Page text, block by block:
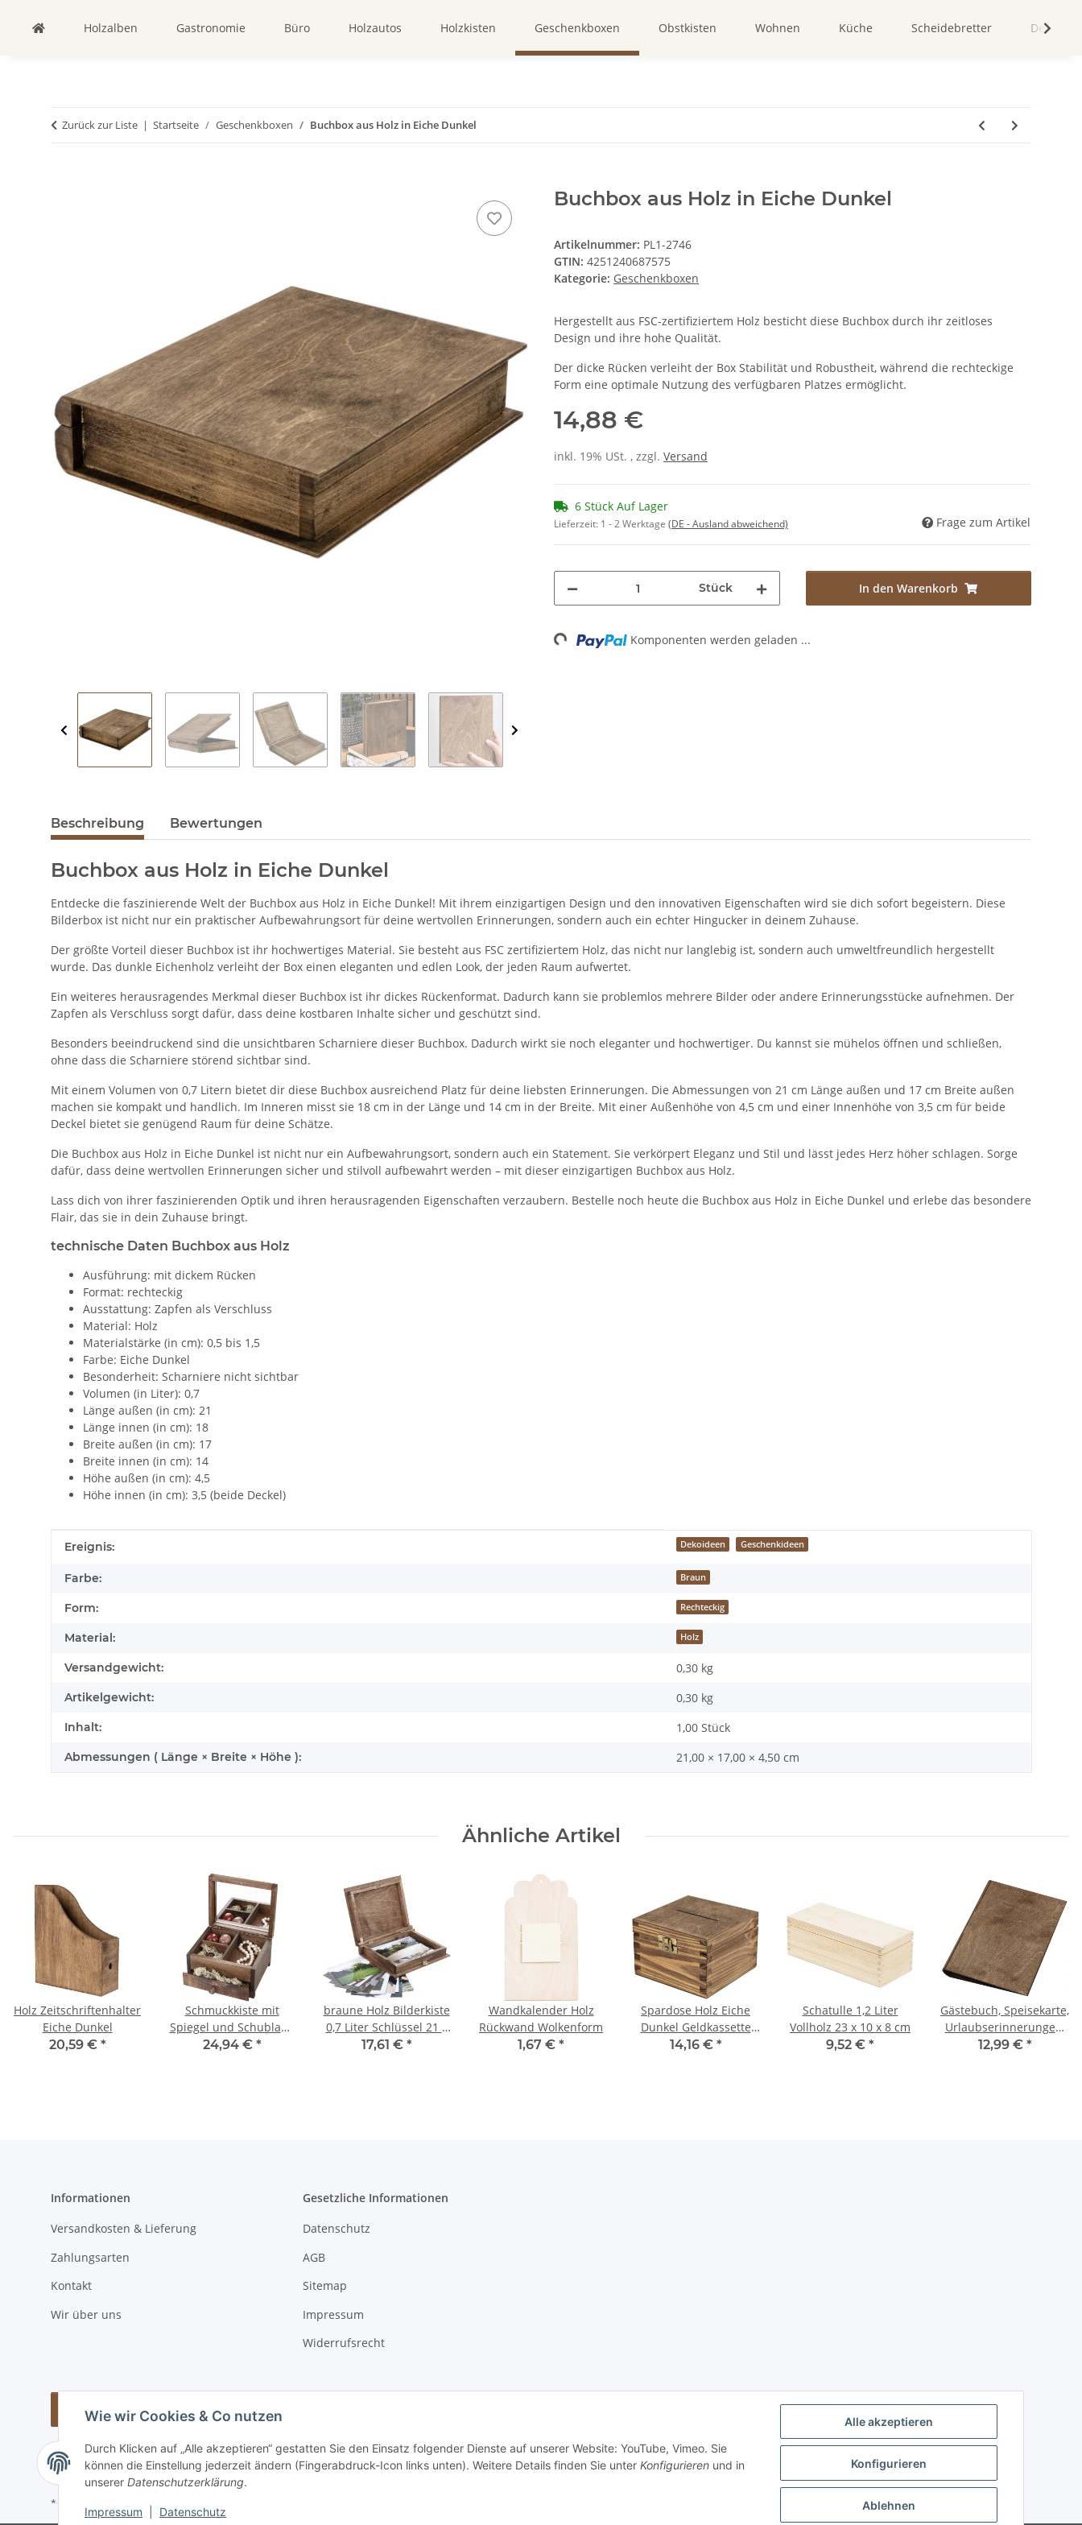
Alle akzeptieren
Konfigurieren
Ablehnen
Wie wir Cookies & Co nutzen
Durch Klicken auf „Alle akzeptieren“ gestatten Sie den Einsatz folgender Dienste auf unserer Website: YouTube, Vimeo. Sie
können die Einstellung jederzeit ändern (Fingerabdruck-Icon links unten). Weitere Details finden Sie unter Konfigurieren und in
unserer Datenschutzerklärung.
Impressum Datenschutz
Holzalben Gastronomie Büro Holzautos Holzkisten Geschenkboxen Obstkisten Wohnen Küche Scheidebretter
Zurück zur Liste Startseite Geschenkboxen Buchbox aus Holz in Eiche Dunkel
Buchbox aus Holz in Eiche Dunkel
Artikelnummer: PL1-2746
GTIN: 4251240687575
Kategorie: Geschenkboxen
Hergestellt aus FSC-zertifiziertem Holz besticht diese Buchbox durch ihr zeitloses
Design und ihre hohe Qualität.
Der dicke Rücken verleiht der Box Stabilität und Robustheit, während die rechteckige
Form eine optimale Nutzung des verfügbaren Platzes ermöglicht.
14,88 €
inkl. 19% USt. , zzgl. Versand
6 Stück Auf Lager
Lieferzeit: 1 - 2 Werktage (DE - Ausland abweichend) Frage zum Artikel
Stück In den Warenkorb
Loading... Komponenten werden geladen ...
Beschreibung Bewertungen
Buchbox aus Holz in Eiche Dunkel
Entdecke die faszinierende Welt der Buchbox aus Holz in Eiche Dunkel! Mit ihrem einzigartigen Design und den innovativen Eigenschaften wird sie dich sofort begeistern. Diese
Bilderbox ist nicht nur ein praktischer Aufbewahrungsort für deine wertvollen Erinnerungen, sondern auch ein echter Hingucker in deinem Zuhause.
Der größte Vorteil dieser Buchbox ist ihr hochwertiges Material. Sie besteht aus FSC zertifiziertem Holz, das nicht nur langlebig ist, sondern auch umweltfreundlich hergestellt
wurde. Das dunkle Eichenholz verleiht der Box einen eleganten und edlen Look, der jeden Raum aufwertet.
Ein weiteres herausragendes Merkmal dieser Buchbox ist ihr dickes Rückenformat. Dadurch kann sie problemlos mehrere Bilder oder andere Erinnerungsstücke aufnehmen. Der
Zapfen als Verschluss sorgt dafür, dass deine kostbaren Inhalte sicher und geschützt sind.
Besonders beeindruckend sind die unsichtbaren Scharniere dieser Buchbox. Dadurch wirkt sie noch eleganter und hochwertiger. Du kannst sie mühelos öffnen und schließen,
ohne dass die Scharniere störend sichtbar sind.
Mit einem Volumen von 0,7 Litern bietet dir diese Buchbox ausreichend Platz für deine liebsten Erinnerungen. Die Abmessungen von 21 cm Länge außen und 17 cm Breite außen
machen sie kompakt und handlich. Im Inneren misst sie 18 cm in der Länge und 14 cm in der Breite. Mit einer Außenhöhe von 4,5 cm und einer Innenhöhe von 3,5 cm für beide
Deckel bietet sie genügend Raum für deine Schätze.
Die Buchbox aus Holz in Eiche Dunkel ist nicht nur ein Aufbewahrungsort, sondern auch ein Statement. Sie verkörpert Eleganz und Stil und lässt jedes Herz höher schlagen. Sorge
dafür, dass deine wertvollen Erinnerungen sicher und stilvoll aufbewahrt werden – mit dieser einzigartigen Buchbox aus Holz.
Lass dich von ihrer faszinierenden Optik und ihren herausragenden Eigenschaften verzaubern. Bestelle noch heute die Buchbox aus Holz in Eiche Dunkel und erlebe das besondere
Flair, das sie in dein Zuhause bringt.
technische Daten Buchbox aus Holz
Ausführung: mit dickem Rücken
Format: rechteckig
Ausstattung: Zapfen als Verschluss
Material: Holz
Materialstärke (in cm): 0,5 bis 1,5
Farbe: Eiche Dunkel
Besonderheit: Scharniere nicht sichtbar
Volumen (in Liter): 0,7
Länge außen (in cm): 21
Länge innen (in cm): 18
Breite außen (in cm): 17
Breite innen (in cm): 14
Höhe außen (in cm): 4,5
Höhe innen (in cm): 3,5 (beide Deckel)
Produkteigenschaft
Wert
Ereignis: Dekoideen Geschenkideen
Farbe: Braun
Form: Rechteckig
Material: Holz
Versandgewicht: 0,30 kg
Artikelgewicht: 0,30 kg
Inhalt: 1,00 Stück
Abmessungen ( Länge × Breite × Höhe ): 21,00 × 17,00 × 4,50 cm
Ähnliche Artikel
Holz Zeitschriftenhalter
Eiche Dunkel
20,59 € *
Schmuckkiste mit
Spiegel und Schublade
in Eiche Dunkel 18 x 15
24,94 € *
braune Holz Bilderkiste
0,7 Liter Schlüssel 21 x
17 x 4,5 cm
17,61 € *
Wandkalender Holz
Rückwand Wolkenform
1,67 € *
Spardose Holz Eiche
Dunkel Geldkassette
Holzbox
14,16 € *
Schatulle 1,2 Liter
Vollholz 23 x 10 x 8 cm
9,52 € *
Gästebuch, Speisekarte,
Urlaubserinnerungen,
ein universeller DIN-
12,99 € *
Informationen
Versandkosten & Lieferung
Zahlungsarten
Kontakt
Wir über uns
Gesetzliche Informationen
Datenschutz
AGB
Sitemap
Impressum
Widerrufsrecht
Vertrag widerrufen
* Alle Preise inkl. gesetzlicher USt., zzgl.